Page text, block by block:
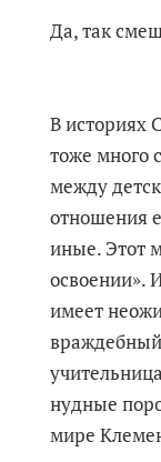
Да, так
В историях
тоже много
между
отношения
иные. Этот
освоении».
имеет
нудные
мире